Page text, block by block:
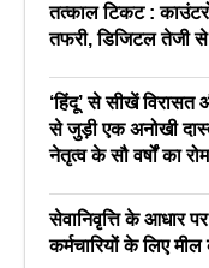
तत्काल टिकट :
तफरी, डिजिटल तेजी से
‘हिंदू’ से सीखें
से जुड़ी एक अनोखी
नेतृत्व के सौ वर्षों का
सेवानिवृत्ति के आधार
कर्मचारियों के लिए